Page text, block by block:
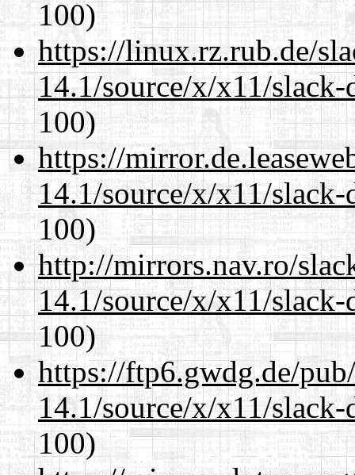
100)
https://linux.rz.rub.de/
14.1/source/x/x11/
100)
https://
14.1/source/x/x11/
100)
http://mirrors.nav.ro/
14.1/source/x/x11/
100)
https://ftp6.gwdg.de/
14.1/source/x/x11/
100)